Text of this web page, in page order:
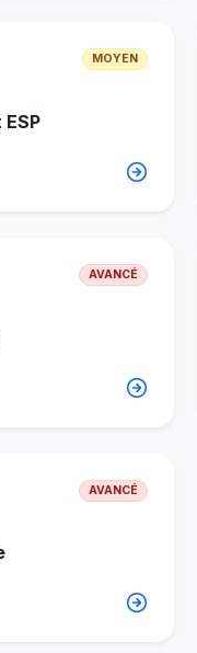
MOYEN
AVANCÉ
AVANCÉ